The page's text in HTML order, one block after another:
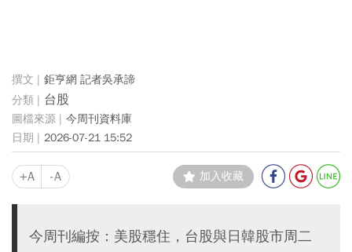
鉅亨網 記者吳承諦
台股
今周刊資料庫
2026-07-21 15:52
+A -A 加入收藏
今周刊編按：美股穩住，台股與日韓股市周二